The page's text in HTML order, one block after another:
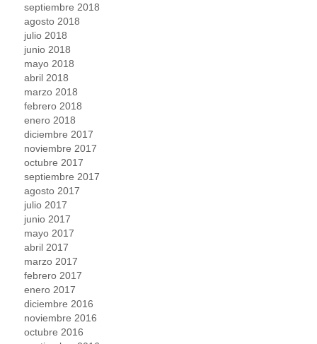
septiembre 2018
agosto 2018
julio 2018
junio 2018
mayo 2018
abril 2018
marzo 2018
febrero 2018
enero 2018
diciembre 2017
noviembre 2017
octubre 2017
septiembre 2017
agosto 2017
julio 2017
junio 2017
mayo 2017
abril 2017
marzo 2017
febrero 2017
enero 2017
diciembre 2016
noviembre 2016
octubre 2016